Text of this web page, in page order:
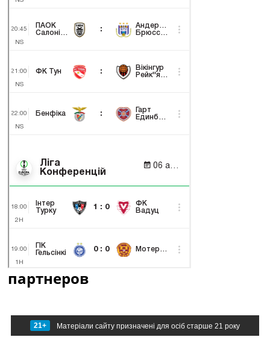
партнеров
21+ Матеріали сайту призначені для осіб старше 21 року